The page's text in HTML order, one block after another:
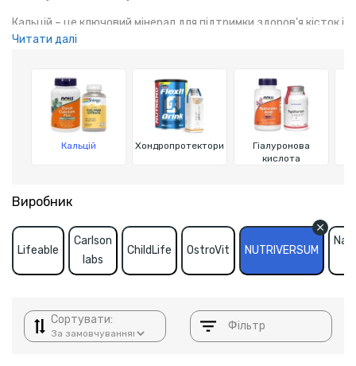
Кальцій – це ключовий мінерал для підтримки здоров’я кісток і
м’язів, профілактики остеопорозу, і загальної міцності
фізичних показників та відновлення після тренувань.
Читати далі
Хондропротектори
Гіалуронова
кислота
Кальцій
Виробник
Lifeable NUTRIVERSUM
Carlson
labs
ChildLife OstroVit
Сортувати: Фільтр